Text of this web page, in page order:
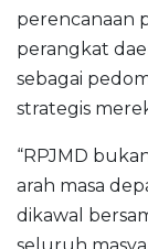
perencanaan
perangkat
sebagai
strategis
“RPJMD
arah masa
dikawal